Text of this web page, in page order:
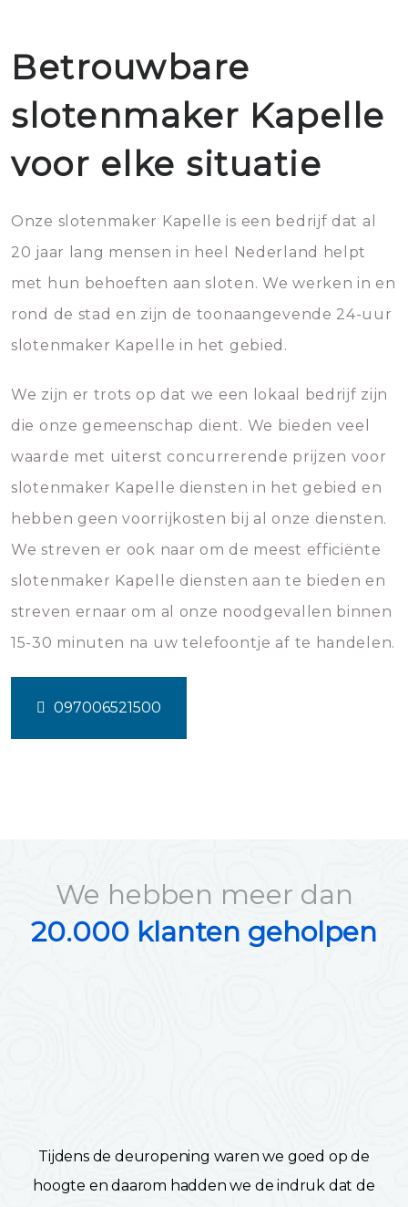
Betrouwbare
slotenmaker Kapelle
voor elke situatie
Onze slotenmaker Kapelle is een bedrijf dat al
20 jaar lang mensen in heel Nederland helpt
met hun behoeften aan sloten. We werken in en
rond de stad en zijn de toonaangevende 24-uur
slotenmaker Kapelle in het gebied.
We zijn er trots op dat we een lokaal bedrijf zijn
die onze gemeenschap dient. We bieden veel
waarde met uiterst concurrerende prijzen voor
slotenmaker Kapelle diensten in het gebied en
hebben geen voorrijkosten bij al onze diensten.
We streven er ook naar om de meest efficiënte
slotenmaker Kapelle diensten aan te bieden en
streven ernaar om al onze noodgevallen binnen
15-30 minuten na uw telefoontje af te handelen.
097006521500
We hebben meer dan
20.000 klanten geholpen
Tijdens de deuropening waren we goed op de
hoogte en daarom hadden we de indruk dat de